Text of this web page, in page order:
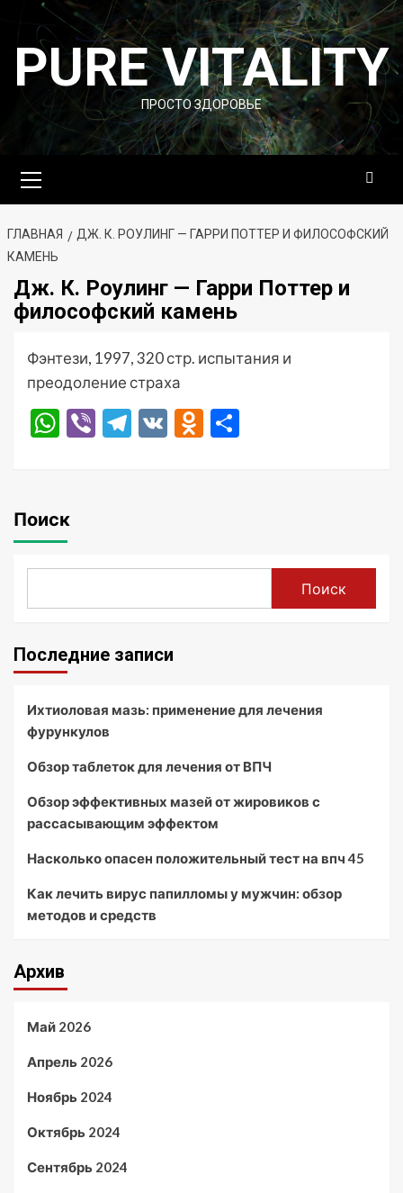
Перейти
содержимому
PURE VITALITY
ПРОСТО ЗДОРОВЬЕ
меню
ГЛАВНАЯ
ДЖ. К. РОУЛИНГ — ГАРРИ ПОТТЕР И ФИЛОСОФСКИЙ
КАМЕНЬ
Дж. К. Роулинг — Гарри Поттер и
философский камень
Фэнтези, 1997, 320 стр. испытания и
преодоление страха
WhatsApp
ViberTelegram
VK Odnoklassniki
Поиск
Поиск
Последние записи
Ихтиоловая мазь: применение для лечения
фурункулов
Обзор таблеток для лечения от ВПЧ
Обзор эффективных мазей от жировиков с
рассасывающим эффектом
Насколько опасен положительный тест на впч 45
Как лечить вирус папилломы у мужчин: обзор
методов и средств
Архив
Май 2026
Апрель 2026
Ноябрь 2024
Октябрь 2024
Сентябрь 2024